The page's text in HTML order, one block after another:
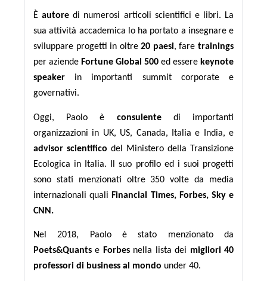
Èautoredi numerosi articoli scientifici e libri. La
sua attività accademica lo ha portato a insegnare e
sviluppare progetti in oltre20 paesi, faretrainings
per aziende Fortune Global 500 ed essere keynote
speaker in importanti summit corporate e
governativi.
Oggi, Paolo è consulente di importanti
organizzazioni in UK, US, Canada, Italia e India, e
advisor scientifico del Ministero della Transizione
Ecologica in Italia. Il suo profilo ed i suoi progetti
sono stati menzionati oltre 350 volte da media
internazionali quali Financial Times, Forbes, Sky e
CNN.
Nel 2018, Paolo è stato menzionato da
Poets&Quants e Forbes nella lista dei migliori 40
professori di business al mondo under 40.